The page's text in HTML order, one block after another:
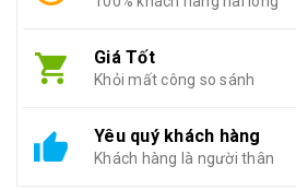
Giá Tốt
Khỏi mất công so sánh
Yêu quý khách hàng
Khách hàng là người thân